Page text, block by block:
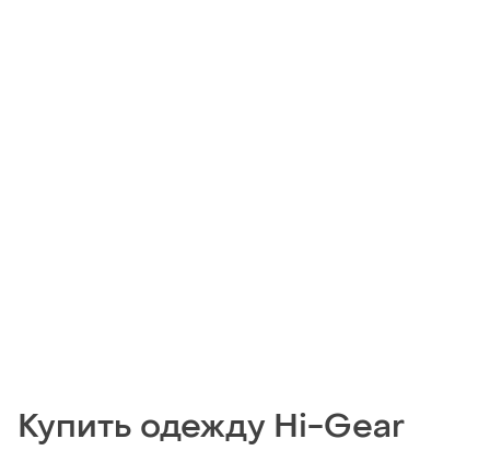
Купить одежду Hi-Gear